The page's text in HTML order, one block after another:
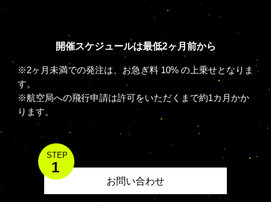
開催スケジュールは最低2ヶ月前から
※2ヶ月未満での発注は、お急ぎ料 10% の上乗せとなりま
す。
※航空局への飛行申請は許可をいただくまで約1カ月かか
ります。
STEP
1
お問い合わせ